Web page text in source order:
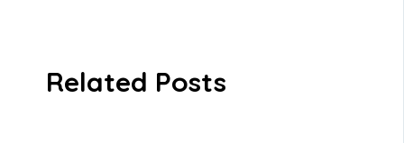
Related Posts